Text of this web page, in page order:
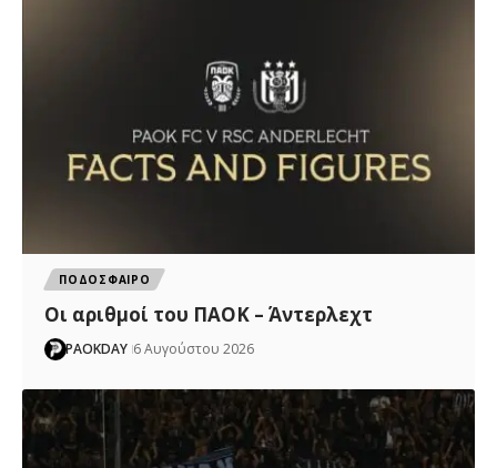
ΠΟΔΟΣΦΑΙΡΟ
Oι αριθμοί του ΠΑΟΚ – Άντερλεχτ
PAOKDAY 6 Αυγούστου 2026